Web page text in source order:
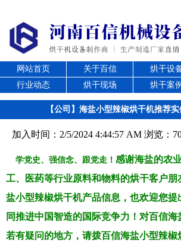
网站首页 关于百信 烘干设
行业动态
烘干现场 烘干案例
【公司】海盐小型辣椒烘干机推荐实
加入时间：2/5/2024 4:44:57 AM 浏览：
学党史、强信念、跟党走！ 感谢海盐的农
工、医药等行业原料和物料的烘干客户朋
盐小型辣椒烘干机产品信息，也欢迎您提
同推进中国智造的国际竞争力！对百信
若有疑问的地方，请拨百信海盐小型辣椒